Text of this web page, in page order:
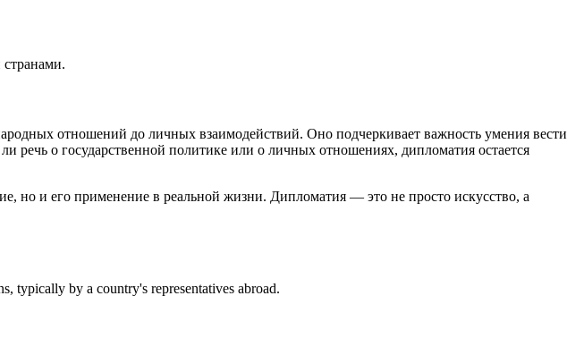
странами.
отношений до личных взаимодействий. Оно подчеркивает важность умения вести
речь о государственной политике или о личных отношениях, дипломатия остается
но и его применение в реальной жизни. Дипломатия — это не просто искусство, а
typically by a country's representatives abroad.